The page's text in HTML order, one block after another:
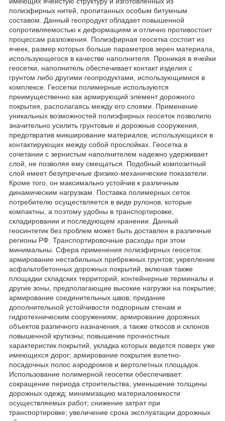
полиэфирных нитей, пропитанных особым битумным
составом. Данный геопродукт обладает повышенной
сопротивляемостью к деформациям и отлично противостоит
процессам разложения. Полиэфирная геосетка состоит из
ячеек, размер которых больше параметров зерен материала,
использующегося в качестве наполнителя. Проникая в ячейки
геосетки, наполнитель обеспечивает контакт изделия с
грунтом либо другими геопродуктами, использующимися в
комплексе. Геосетки полимерные используются
преимущественно как армирующий элемент дорожного
покрытия, располагаясь между его слоями. Применение
уникальных возможностей полиэфирных геосеток позволило
значительно усилить грунтовые и дорожные сооружения,
предотвратив микширование материалов, использующихся в
контактирующих между собой прослойках. Геосетка в
сочетании с зернистым наполнителем надежно удерживает
слой, не позволяя ему смещаться. Подобный композитный
слой имеет безупречные физико-механические показатели.
Кроме того, он максимально устойчив к различным
динамическим нагрузкам. Поставка полимерных сеток
потребителю осуществляется в виде рулонов, которые
компактны, а поэтому удобны в транспортировке,
складировании и последующем хранении. Данный
геосинтетик без проблем может быть доставлен в различные
регионы РФ. Транспортировочные расходы при этом
минимальны. Сфера применения полиэфирных геосеток:
армирование нестабильных прибрежных грунтов; укрепление
асфальтобетонных дорожных покрытий, включая также
площадки складских территорий, контейнерные терминалы и
другие зоны, предполагающие высокие нагрузки на покрытие;
армирование соединительных швов; придание
дополнительной устойчивости подпорным стенам и
гидротехническим сооружениям; армирование дорожных
объектов различного назначения, а также откосов и склонов
повышенной крутизны; повышение прочностных
характеристик покрытий, укладка которых ведется поверх уже
имеющихся дорог; армирование покрытия взлетно-
посадочных полос аэродромов и вертолетных площадок.
Использование полимерной геосетки обеспечивает:
сокращение периода строительства; уменьшение толщины
дорожных одежд; минимизацию материалоемкости
осуществляемых работ; снижение затрат при
транспортировке; увеличение срока эксплуатации дорожных